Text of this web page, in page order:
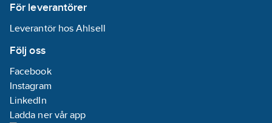
För leverantörer
Leverantör hos Ahlsell
Följ oss
Facebook
Instagram
LinkedIn
Ladda ner vår app